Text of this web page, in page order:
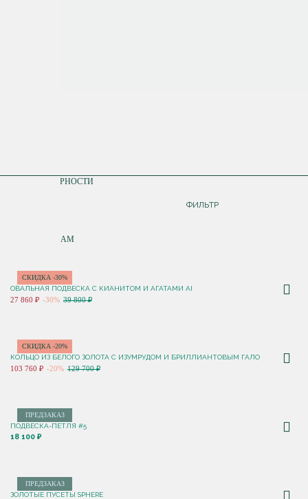
ПО ПОПУЛЯРНОСТИ
ПО НОВИНКАМ
ФИЛЬТР
СКИДКА -30%
ОВАЛЬНАЯ ПОДВЕСКА С КИАНИТОМ И АГАТАМИ AI
27 860 ₽ -30% 39 800 ₽
СКИДКА -20%
КОЛЬЦО ИЗ БЕЛОГО ЗОЛОТА С ИЗУМРУДОМ И БРИЛЛИАНТОВЫМ ГАЛО
103 760 ₽ -20% 129 700 ₽
ПРЕДЗАКАЗ
ПОДВЕСКА-ПЕТЛЯ #5
18 100 ₽
ПРЕДЗАКАЗ
ЗОЛОТЫЕ ПУСЕТЫ SPHERE